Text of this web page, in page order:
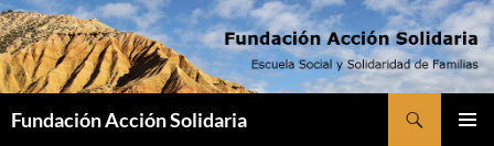
Saltar
al
contenido
Fundación Acción Solidaria